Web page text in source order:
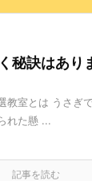
秘訣はあり
教室とは うさぎ
れた懸 ...
記事を読む